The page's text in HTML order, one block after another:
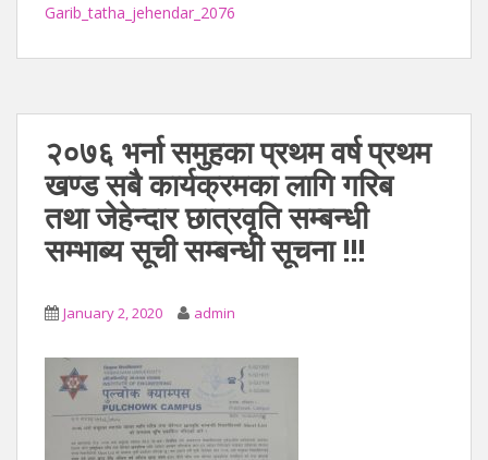
Garib_tatha_jehendar_2076
२०७६ भर्ना समुहका प्रथम वर्ष प्रथम
खण्ड सबै कार्यक्रमका लागि गरिब
तथा जेहेन्दार छात्रवृति सम्बन्धी
सम्भाब्य सूची सम्बन्धी सूचना !!!
January 2, 2020 admin